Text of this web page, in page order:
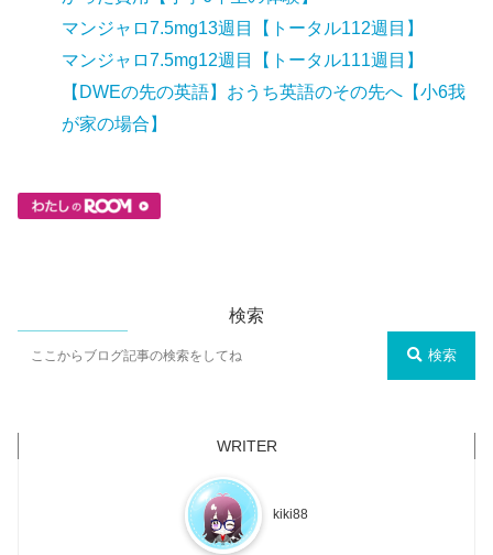
マンジャロ7.5mg13週目【トータル112週目】
マンジャロ7.5mg12週目【トータル111週目】
【DWEの先の英語】おうち英語のその先へ【小6我
が家の場合】
検索
検索
kiki88